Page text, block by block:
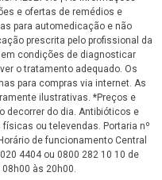
e ofertas de remédios e
para automedicação e não
prescrita pelo profissional da
condições de diagnosticar
o tratamento adequado. Os
para compras via internet. As
ilustrativas. *Preços e
decorrer do dia. Antibióticos e
ou televendas. Portaria nº
de funcionamento Central
4404 ou 0800 282 10 10 de
às 20h00.